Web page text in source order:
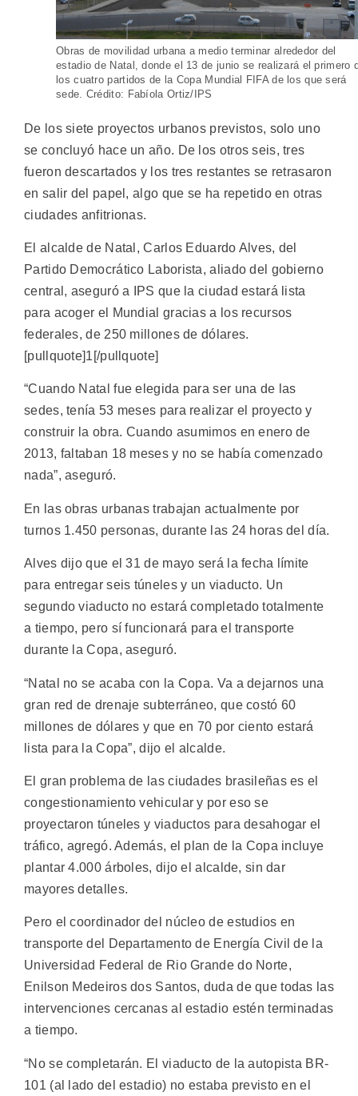
Obras de movilidad urbana a medio terminar alrededor del
estadio de Natal, donde el 13 de junio se realizará el primero
los cuatro partidos de la Copa Mundial FIFA de los que será
sede. Crédito: Fabíola Ortiz/IPS
De los siete proyectos urbanos previstos, solo uno
se concluyó hace un año. De los otros seis, tres
fueron descartados y los tres restantes se retrasaron
en salir del papel, algo que se ha repetido en otras
ciudades anfitrionas.
El alcalde de Natal, Carlos Eduardo Alves, del
Partido Democrático Laborista, aliado del gobierno
central, aseguró a IPS que la ciudad estará lista
para acoger el Mundial gracias a los recursos
federales, de 250 millones de dólares.
[pullquote]1[/pullquote]
“Cuando Natal fue elegida para ser una de las
sedes, tenía 53 meses para realizar el proyecto y
construir la obra. Cuando asumimos en enero de
2013, faltaban 18 meses y no se había comenzado
nada”, aseguró.
En las obras urbanas trabajan actualmente por
turnos 1.450 personas, durante las 24 horas del día.
Alves dijo que el 31 de mayo será la fecha límite
para entregar seis túneles y un viaducto. Un
segundo viaducto no estará completado totalmente
a tiempo, pero sí funcionará para el transporte
durante la Copa, aseguró.
“Natal no se acaba con la Copa. Va a dejarnos una
gran red de drenaje subterráneo, que costó 60
millones de dólares y que en 70 por ciento estará
lista para la Copa”, dijo el alcalde.
El gran problema de las ciudades brasileñas es el
congestionamiento vehicular y por eso se
proyectaron túneles y viaductos para desahogar el
tráfico, agregó. Además, el plan de la Copa incluye
plantar 4.000 árboles, dijo el alcalde, sin dar
mayores detalles.
Pero el coordinador del núcleo de estudios en
transporte del Departamento de Energía Civil de la
Universidad Federal de Rio Grande do Norte,
Enilson Medeiros dos Santos, duda de que todas las
intervenciones cercanas al estadio estén terminadas
a tiempo.
“No se completarán. El viaducto de la autopista BR-
101 (al lado del estadio) no estaba previsto en el